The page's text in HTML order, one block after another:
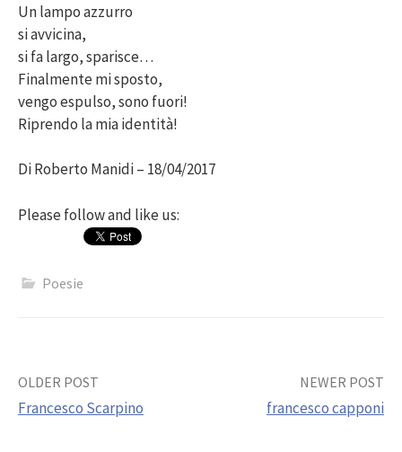
Un lampo azzurro
si avvicina,
si fa largo, sparisce…
Finalmente mi sposto,
vengo espulso, sono fuori!
Riprendo la mia identità!
Di Roberto Manidi – 18/04/2017
Please follow and like us:
Poesie
Post
OLDER POST
Francesco Scarpino
NEWER POST
francesco capponi